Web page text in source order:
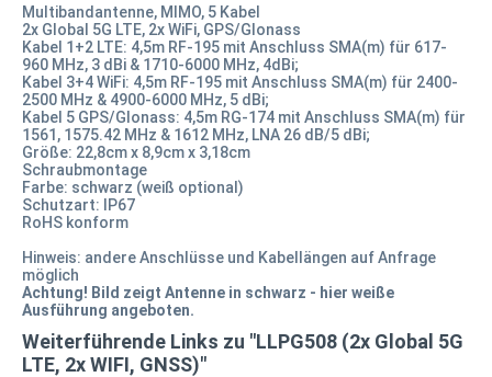
Multibandantenne, MIMO, 5 Kabel
2x Global 5G LTE, 2x WiFi, GPS/Glonass
Kabel 1+2 LTE: 4,5m RF-195 mit Anschluss SMA(m) für 617-
960 MHz, 3 dBi & 1710-6000 MHz, 4dBi;
Kabel 3+4 WiFi: 4,5m RF-195 mit Anschluss SMA(m) für 2400-
2500 MHz & 4900-6000 MHz, 5 dBi;
Kabel 5 GPS/Glonass: 4,5m RG-174 mit Anschluss SMA(m) für
1561, 1575.42 MHz & 1612 MHz, LNA 26 dB/5 dBi;
Größe: 22,8cm x 8,9cm x 3,18cm
Schraubmontage
Farbe: schwarz (weiß optional)
Schutzart: IP67
RoHS konform
Hinweis: andere Anschlüsse und Kabellängen auf Anfrage
möglich
Achtung! Bild zeigt Antenne in schwarz - hier weiße
Ausführung angeboten.
Weiterführende Links zu "LLPG508 (2x Global 5G
LTE, 2x WIFI, GNSS)"